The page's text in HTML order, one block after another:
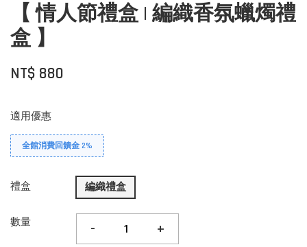
【 情人節禮盒 | 編織香氛蠟燭禮
盒 】
NT$ 880
適用優惠
全館消費回饋金 2%
禮盒 編織禮盒
數量 - +